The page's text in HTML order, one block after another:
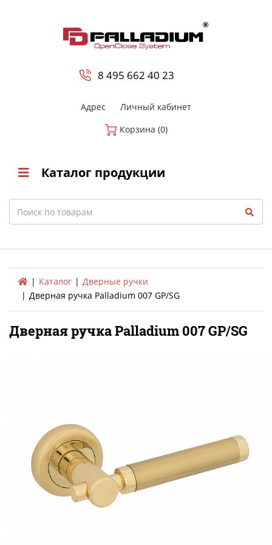
8 495 662 40 23
Адрес
Личный кабинет
Корзина (0)
Каталог продукции
Search
Каталог
Дверные ручки
Дверная ручка Palladium 007 GP/SG
Дверная ручка Palladium 007 GP/SG